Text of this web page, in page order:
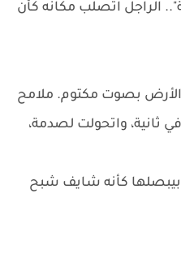
الراجل اتصلب مكانه كأن
بصوت مكتوم. ملامح
ثانية، واتحولت لصدمة،
كأنه شايف شبح